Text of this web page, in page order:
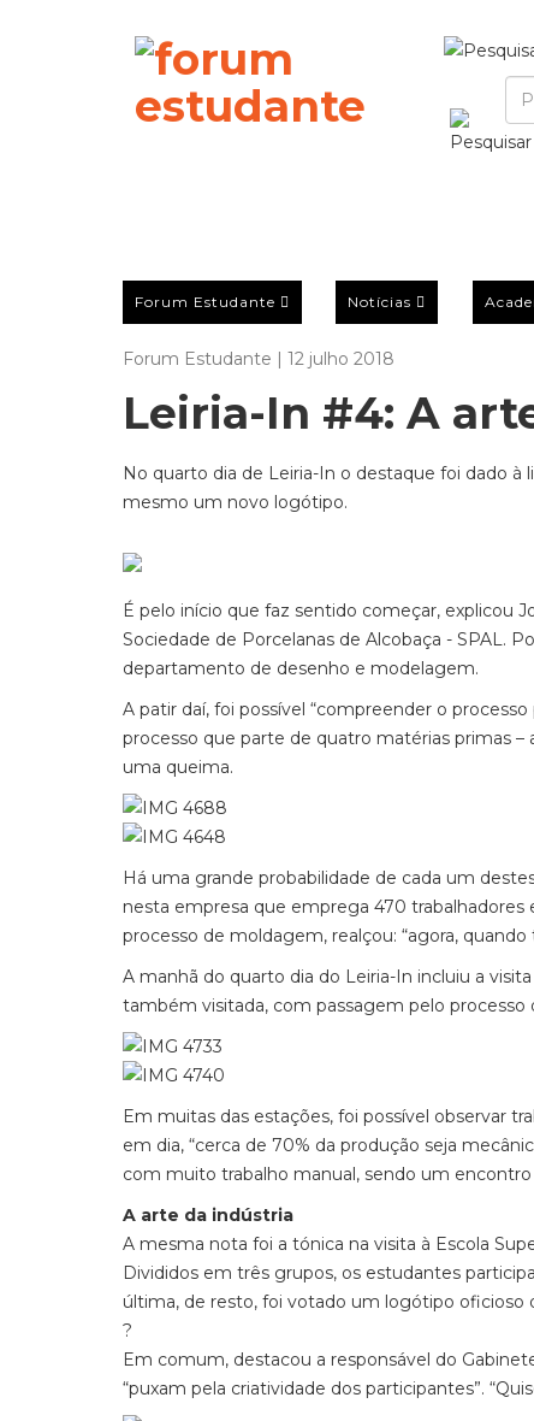
Forum Estudante Notícias
Forum Estudante | 12 julho 2018
Leiria-In #4: A
No quarto dia de Leiria-In o destaque foi dado
mesmo um novo logótipo.
É pelo início que faz sentido começar, explicou
Sociedade de Porcelanas de Alcobaça - SPAL.
departamento de desenho e modelagem.
A patir daí, foi possível “compreender o
processo que parte de quatro matérias primas –
uma queima.
Há uma grande probabilidade de cada um
nesta empresa que emprega 470 trabalhadores
processo de moldagem, realçou: “agora,
A manhã do quarto dia do Leiria-In incluiu a
também visitada, com passagem pelo processo
Em muitas das estações, foi possível observar
em dia, “cerca de 70% da produção seja
com muito trabalho manual, sendo um
A arte da indústria
A mesma nota foi a tónica na visita à Escola
Divididos em três grupos, os estudantes
última, de resto, foi votado um logótipo oficioso
?
Em comum, destacou a responsável do
“puxam pela criatividade dos participantes”.